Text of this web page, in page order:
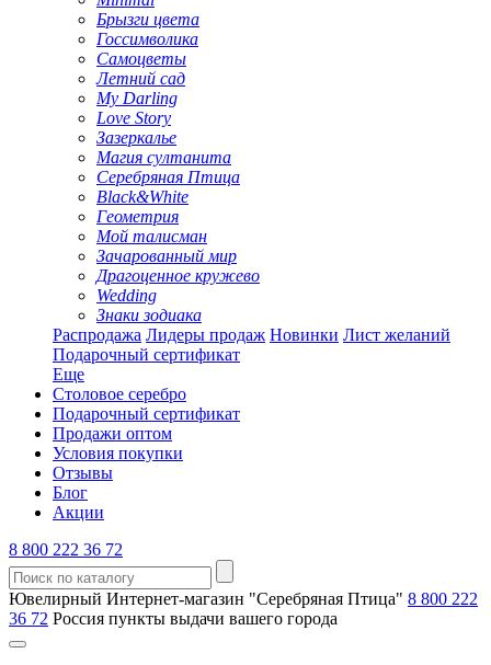
Брызги цвета
Госсимволика
Самоцветы
Летний сад
My Darling
Love Story
Зазеркалье
Магия султанита
Серебряная Птица
Black&White
Геометрия
Мой талисман
Зачарованный мир
Драгоценное кружево
Wedding
Знаки зодиака
Распродажа Лидеры продаж Новинки Лист желаний
Подарочный сертификат
Еще
Столовое серебро
Подарочный сертификат
Продажи оптом
Условия покупки
Отзывы
Блог
Акции
8 800 222 36 72
Ювелирный Интернет-магазин "Серебряная Птица" 8 800 222
36 72 Россия пункты выдачи вашего города